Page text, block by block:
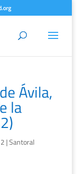
Ávila,
la
|Santoral